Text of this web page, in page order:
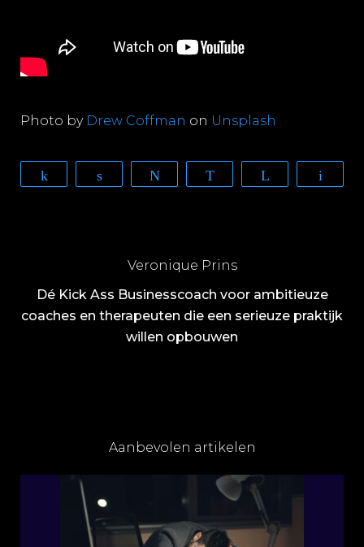
Photo by Drew Coffman on Unsplash
WhatsApp Telegram
Veronique Prins
Dé Kick Ass Businesscoach voor ambitieuze
coaches en therapeuten die een serieuze praktijk
willen opbouwen
Aanbevolen artikelen